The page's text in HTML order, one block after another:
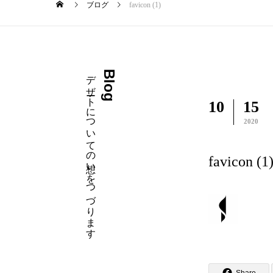
ブログ favicon (1)
Blog
デザートについての想いをつづります 10 15
2020
favicon (1)